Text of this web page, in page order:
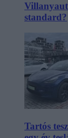
standard?
Tartós